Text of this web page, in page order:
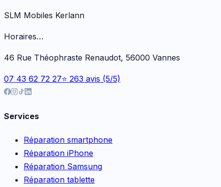
SLM Mobiles Kerlann
Horaires…
46 Rue Théophraste Renaudot, 56000 Vannes
07 43 62 72 27⭐ 263 avis (5/5)
Services
Réparation smartphone
Réparation iPhone
Réparation Samsung
Réparation tablette